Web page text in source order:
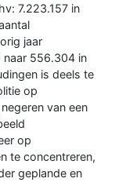
7.223.157 in
jaar
naar 556.304 in
is deels te
op
van een
op
te concentreren,
geplande en